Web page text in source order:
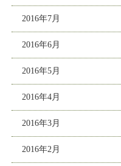
2016年7月
2016年6月
2016年5月
2016年4月
2016年3月
2016年2月